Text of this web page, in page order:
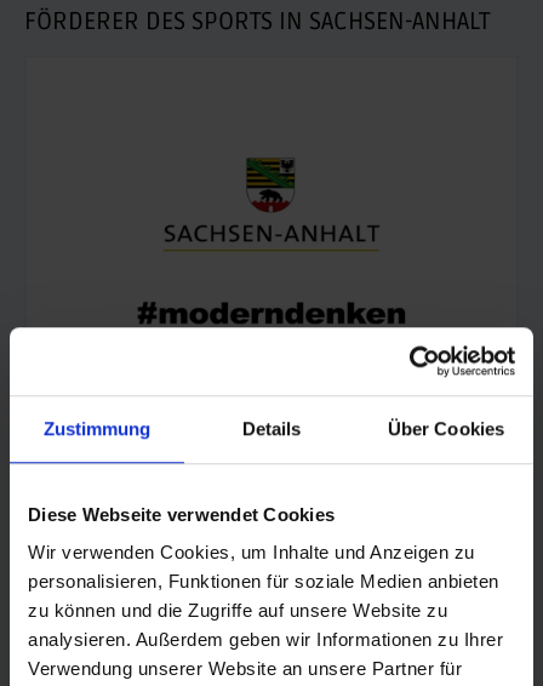
Zustimmung Details Über Cookies
Diese Webseite verwendet Cookies
Wir verwenden Cookies, um Inhalte und Anzeigen zu
personalisieren, Funktionen für soziale Medien anbieten
zu können und die Zugriffe auf unsere Website zu
analysieren. Außerdem geben wir Informationen zu Ihrer
Verwendung unserer Website an unsere Partner für
FÖRDERER DES SPORTS IN SACHSEN-ANHALT